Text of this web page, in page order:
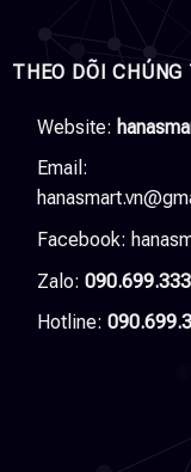
THEO DÕI CHÚNG
Website:
Email:
Facebook:
Zalo:
Hotline: